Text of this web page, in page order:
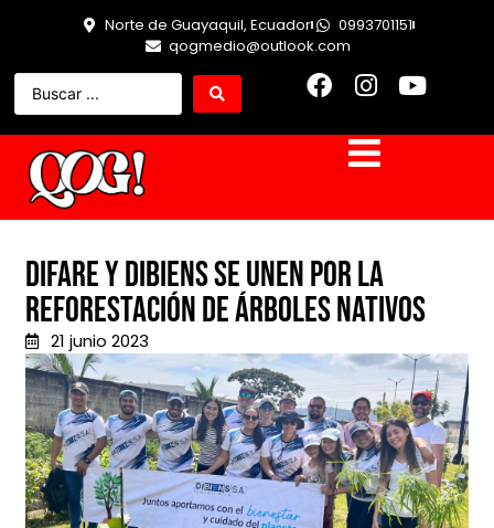
Norte de Guayaquil, Ecuador
0993701151
qogmedio@outlook.com
DIFARE Y DIBIENS se unen por la
reforestación de árboles nativos
21 junio 2023